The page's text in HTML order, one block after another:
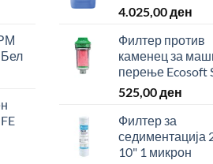
4.025,00ден
Филтер против
каменец за
перење Ecosoft
525,00ден
Филтер за
седиментација
10" 1 микрон